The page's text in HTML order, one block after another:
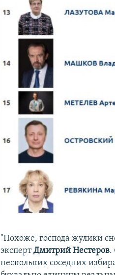
"Похоже, господа жулики
экспертДмитрий Нестеров.
нескольких соседних